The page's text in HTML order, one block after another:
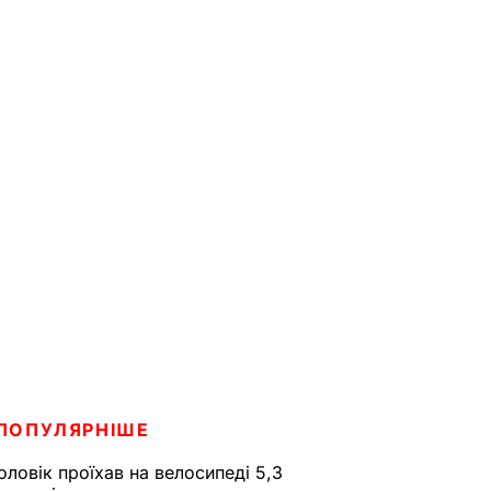
проїхав на велосипеді 5,3